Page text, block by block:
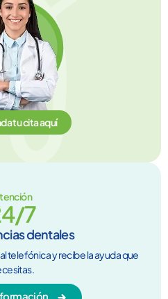
tu cita aquí
7
dentales
telefónica y recibe la ayuda que